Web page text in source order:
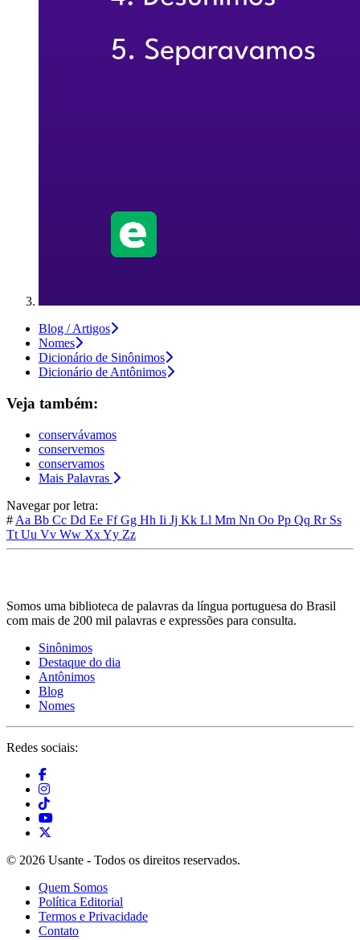
Blog / Artigos
Nomes
Dicionário de Sinônimos
Dicionário de Antônimos
Veja também:
conservávamos
conservemos
conservamos
Mais Palavras
Navegar por letra:
# Aa Bb Cc Dd Ee FfGg Hh Ii Jj Kk Ll Mm Nn Oo Pp Qq Rr Ss
Tt Uu Vv Ww XxYy Zz
Somos uma biblioteca de palavras da língua portuguesa do Brasil
com mais de 200 mil palavras e expressões para consulta.
Sinônimos
Destaque do dia
Antônimos
Blog
Nomes
Redes sociais:
© 2026 Usante - Todos os direitos reservados.
Quem Somos
Política Editorial
Termos e Privacidade
Contato